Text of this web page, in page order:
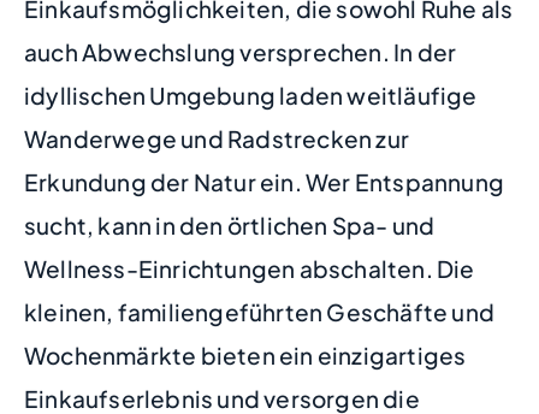
Einkaufsmöglichkeiten, die sowohl Ruhe als
auch Abwechslung versprechen. In der
idyllischen Umgebung laden weitläufige
Wanderwege und Radstrecken zur
Erkundung der Natur ein. Wer Entspannung
sucht, kann in den örtlichen Spa- und
Wellness-Einrichtungen abschalten. Die
kleinen, familiengeführten Geschäfte und
Wochenmärkte bieten ein einzigartiges
Einkaufserlebnis und versorgen die